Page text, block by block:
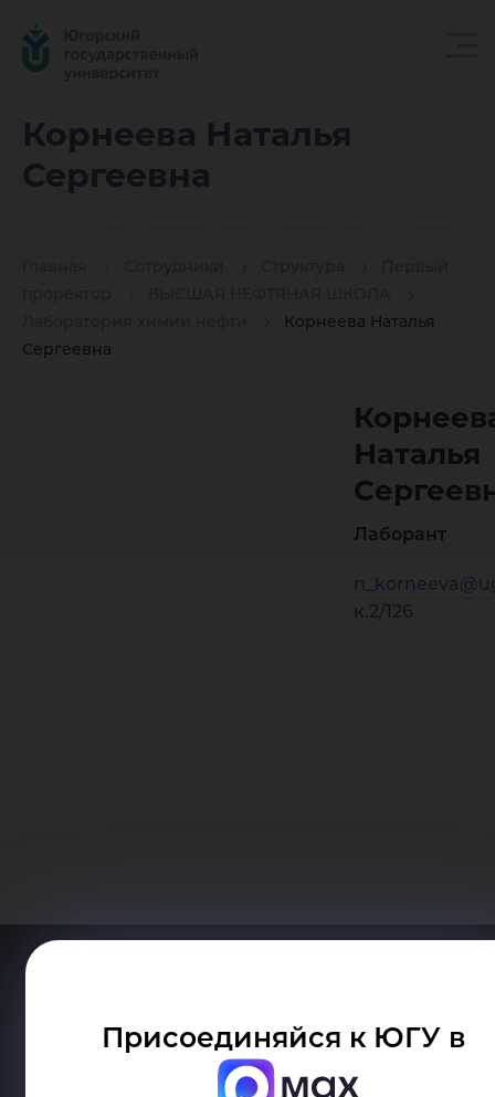
Корнеева Наталья
Сергеевна
Корнеева Наталья
Сергеевна
Присоединяйся к ЮГУ в
Наталья
Лаборант
к.2/126